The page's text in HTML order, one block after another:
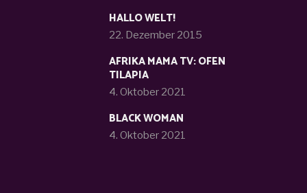
HALLO WELT!
22. Dezember 2015
AFRIKA MAMA TV: OFEN
TILAPIA
4. Oktober 2021
BLACK WOMAN
4. Oktober 2021